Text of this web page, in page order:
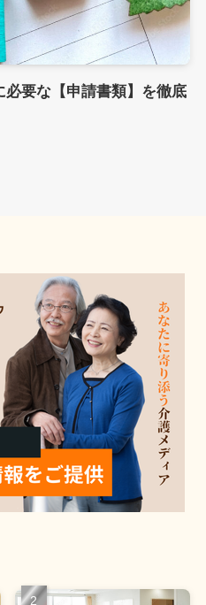
要な【申請書類】を徹底